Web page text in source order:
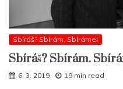
Sbíráš? Sbírám. Sbíráme!
Sbíráš? Sbírám.
6. 3. 2019 19 min read